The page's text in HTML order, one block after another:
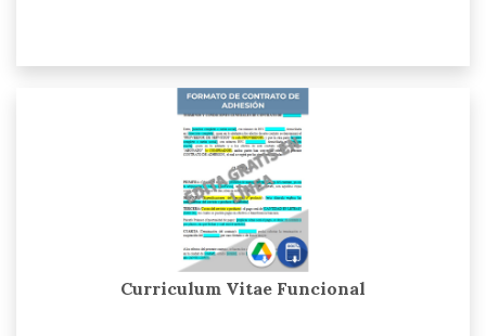
Curriculum Vitae Funcional